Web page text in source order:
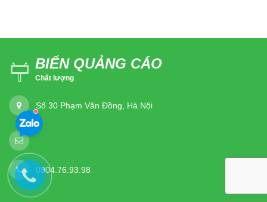
BIỂN QUẢNG CÁO
Chất lượng
Số 30 Phạm Văn Đồng, Hà Nội
0904.76.93.98